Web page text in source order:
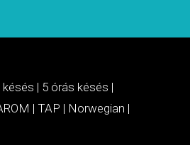
késés | 5 órás késés |
| TAP | Norwegian |